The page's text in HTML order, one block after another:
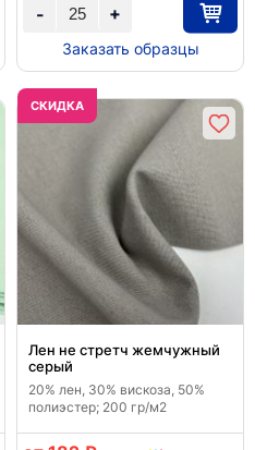
+
-
Заказать образцы
CКИДКА
Лен не стретч жемчужный
серый
20% лен, 30% вискоза, 50%
полиэстер; 200 гр/м2